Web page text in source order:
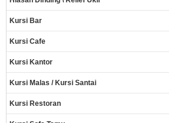
Kursi Bar
Kursi Cafe
Kursi Kantor
Kursi Malas / Kursi Santai
Kursi Restoran